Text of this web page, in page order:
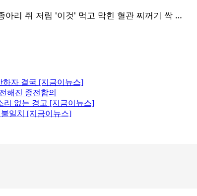
하자 결국 [지금이뉴스]
해진 종전합의
리 없는 경고 [지금이뉴스]
일치 [지금이뉴스]